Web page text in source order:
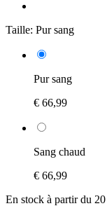
Taille: Pur sang
Pur sang
€ 66,99
Sang chaud
€ 66,99
En stock à partir du